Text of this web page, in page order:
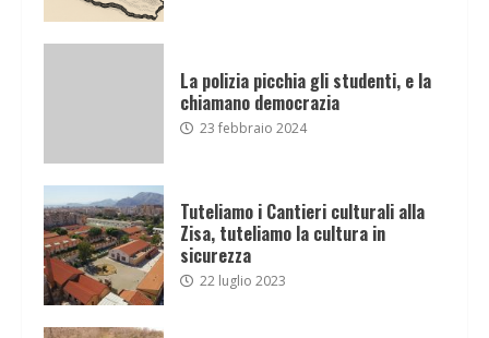
La polizia picchia gli studenti, e la
chiamano democrazia
23 febbraio 2024
Tuteliamo i Cantieri culturali alla
Zisa, tuteliamo la cultura in
sicurezza
22 luglio 2023